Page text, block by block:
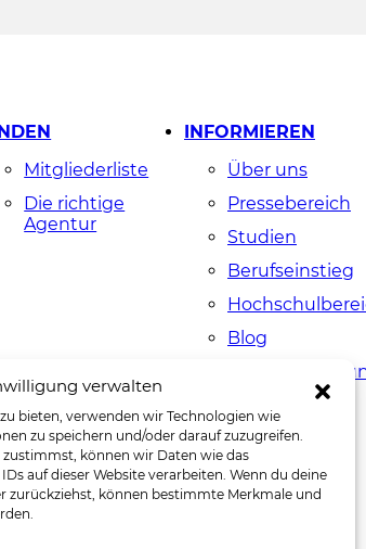
verwalten
bieten, verwenden wir Technologien wie
zu speichern und/oder darauf zuzugreifen.
können wir Daten wie das
auf dieser Website verarbeiten. Wenn du deine
zurückziehst, können bestimmte Merkmale und
Mitgliederliste
Die richtige
Agentur
INFORMIEREN
Über uns
Pressebereich
Studien
Berufseinstieg
Blog
myGWA